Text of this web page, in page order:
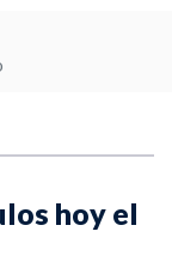
hoy el